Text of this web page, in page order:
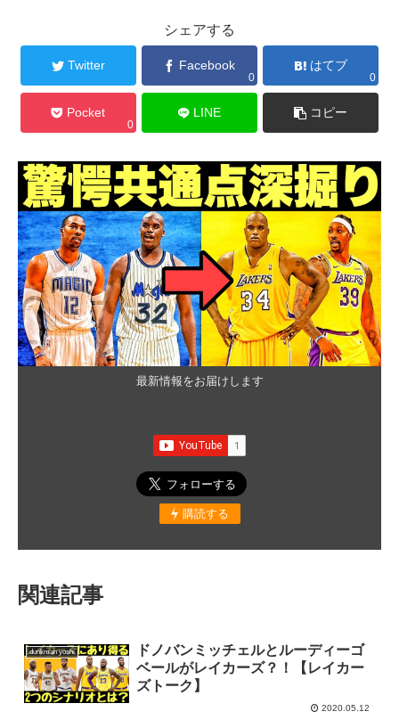
シェアする
Twitter Facebook
0
はてブ
0
Pocket
0
LINE コピー
最新情報をお届けします
購読する
関連記事
dunkman yoshi
ドノバンミッチェルとルーディーゴ
ベールがレイカーズ？！【レイカー
ズトーク】
2020.05.12